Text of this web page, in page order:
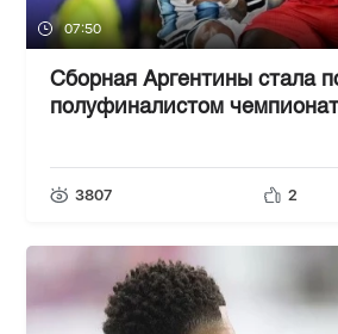
07:50
Сборная Аргентины стала
полуфиналистом
3807 2